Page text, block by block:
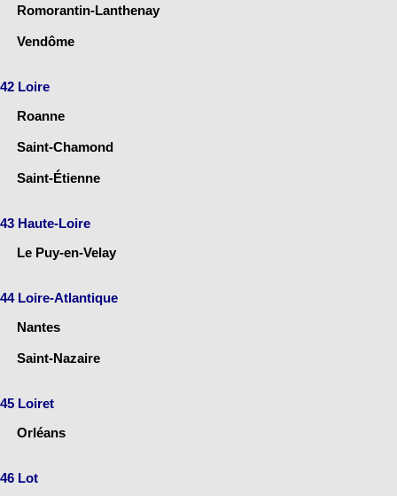
Romorantin-Lanthenay
Vendôme
42 Loire
Roanne
Saint-Chamond
Saint-Étienne
43 Haute-Loire
Le Puy-en-Velay
44 Loire-Atlantique
Nantes
Saint-Nazaire
45 Loiret
Orléans
46 Lot